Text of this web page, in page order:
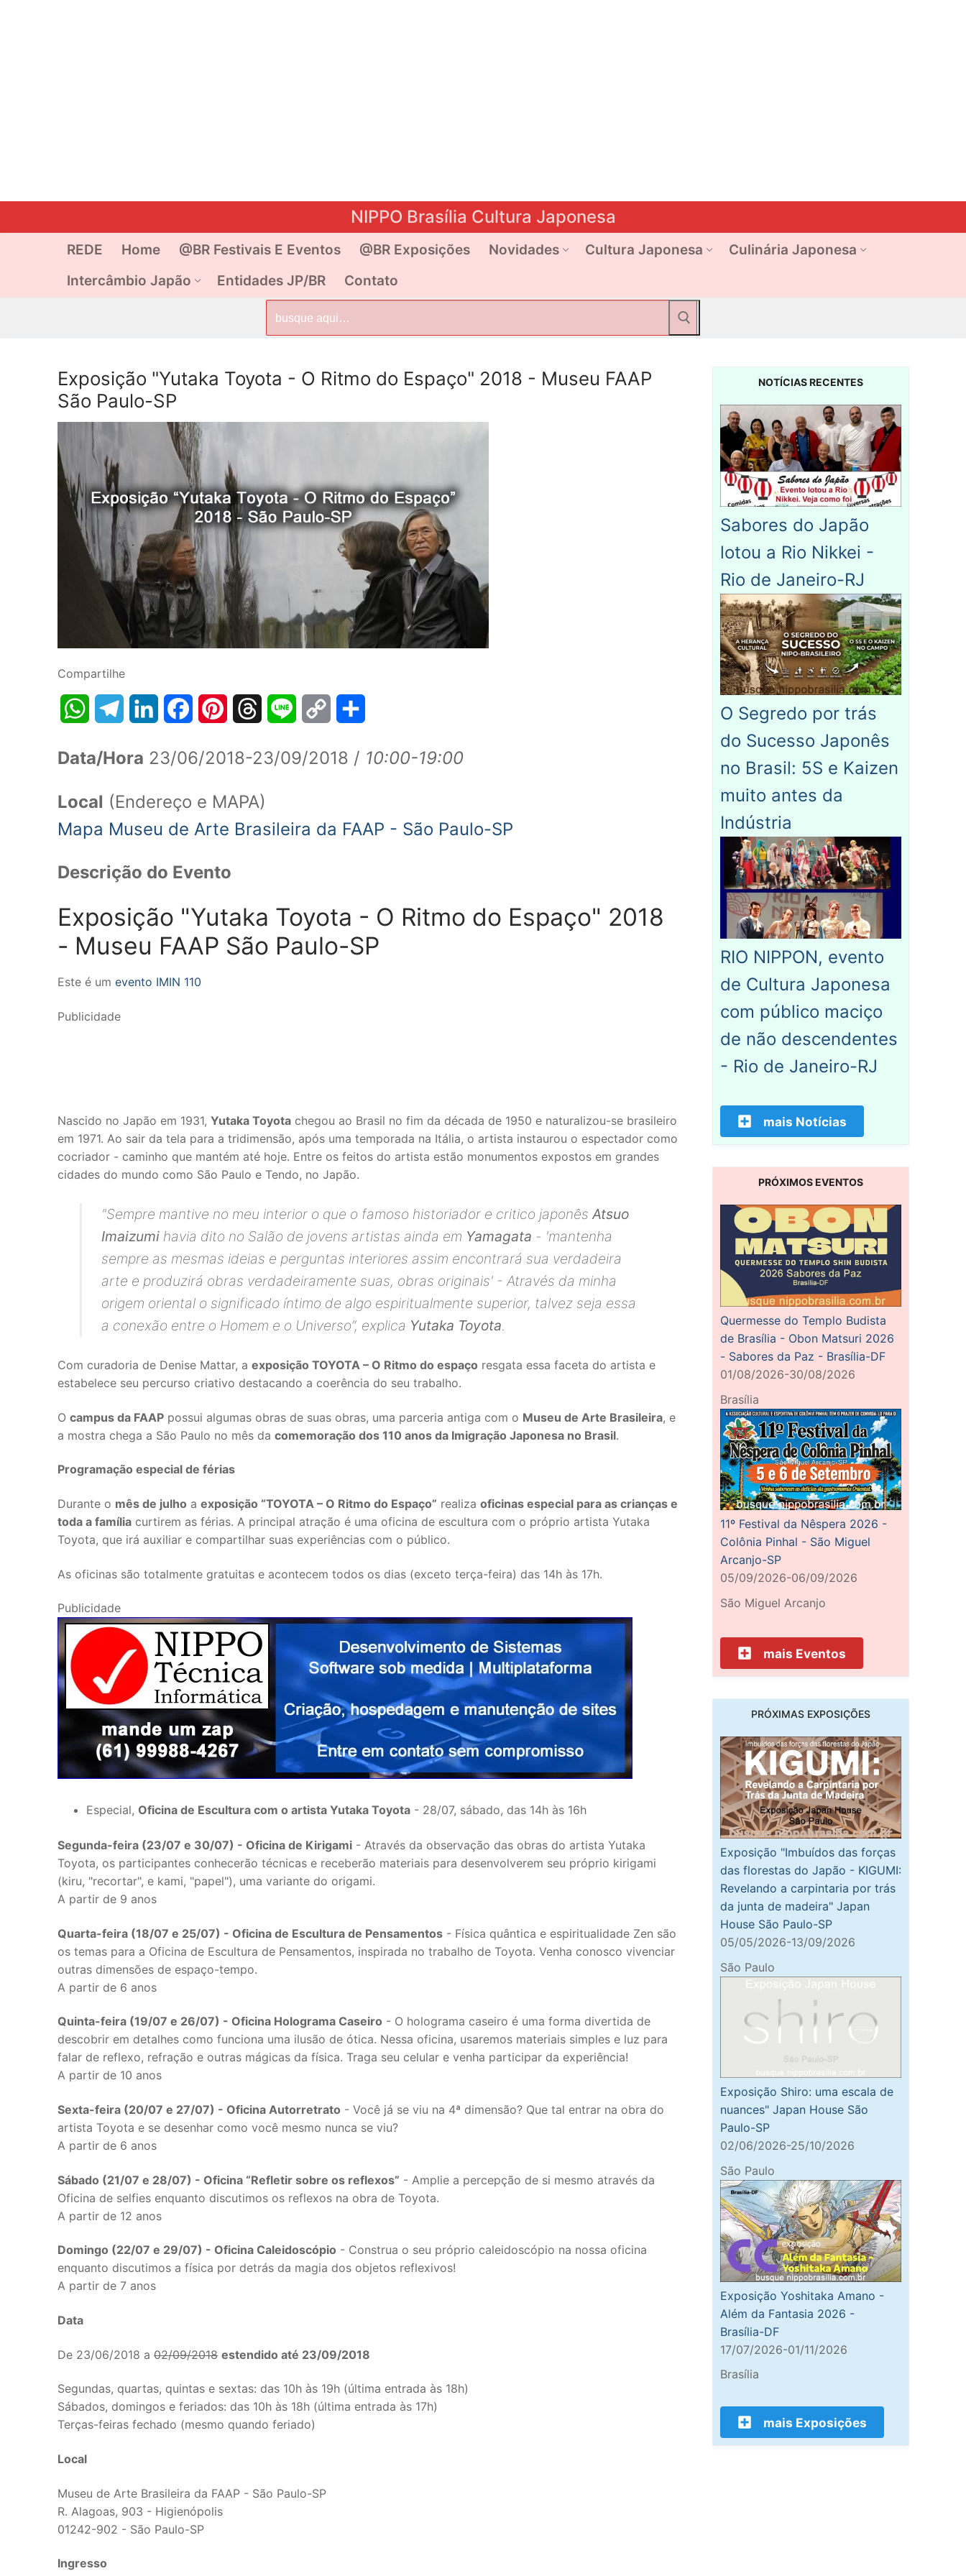
NIPPO Brasília Cultura Japonesa
REDE Home @BR Festivais E Eventos @BR Exposições Novidades Cultura Japonesa
Culinária Japonesa
Intercâmbio Japão
Entidades JP/BR Contato
por:
Exposição "Yutaka Toyota - O Ritmo do Espaço" 2018 - Museu FAAP
São Paulo-SP
Compartilhe
WhatsAppTelegramLinkedInFacebookPinterestThreads Line
Copy
Data/Hora 23/06/2018-23/09/2018 / 10:00-19:00
Local (Endereço e MAPA)
Mapa Museu de Arte Brasileira da FAAP - São Paulo-SP
Descrição do Evento
Exposição "Yutaka Toyota - O Ritmo do Espaço" 2018
- Museu FAAP São Paulo-SP
Este é um evento IMIN 110
Publicidade
Nascido no Japão em 1931, Yutaka Toyota chegou ao Brasil no fim da década de 1950 e naturalizou-se brasileiro
em 1971. Ao sair da tela para a tridimensão, após uma temporada na Itália, o artista instaurou o espectador como
cocriador - caminho que mantém até hoje. Entre os feitos do artista estão monumentos expostos em grandes
cidades do mundo como São Paulo e Tendo, no Japão.
"Sempre mantive no meu interior o que o famoso historiador e critico japonêsAtsuo
Imaizumi havia dito no Salão de jovens artistas ainda em Yamagata - 'mantenha
sempre as mesmas ideias e perguntas interiores assim encontrará sua verdadeira
arte e produzirá obras verdadeiramente suas, obras originais' - Através da minha
origem oriental o significado íntimo de algo espiritualmente superior, talvez seja essa
a conexão entre o Homem e o Universo”, explica Yutaka Toyota.
Com curadoria de Denise Mattar, a exposição TOYOTA – O Ritmo do espaço resgata essa faceta do artista e
estabelece seu percurso criativo destacando a coerência do seu trabalho.
O campus da FAAP possui algumas obras de suas obras, uma parceria antiga com o Museu de Arte Brasileira, e
a mostra chega a São Paulo no mês da comemoração dos 110 anos da Imigração Japonesa no Brasil.
Programação especial de férias
Durante o mês de julho a exposição “TOYOTA – O Ritmo do Espaço” realiza oficinas especial para as crianças e
toda a família curtirem as férias. A principal atração é uma oficina de escultura com o próprio artista Yutaka
Toyota, que irá auxiliar e compartilhar suas experiências com o público.
As oficinas são totalmente gratuitas e acontecem todos os dias (exceto terça-feira) das 14h às 17h.
Publicidade
Especial, Oficina de Escultura com o artista Yutaka Toyota - 28/07, sábado, das 14h às 16h
Segunda-feira (23/07 e 30/07) - Oficina de Kirigami - Através da observação das obras do artista Yutaka
Toyota, os participantes conhecerão técnicas e receberão materiais para desenvolverem seu próprio kirigami
(kiru, "recortar", e kami, "papel"), uma variante do origami.
A partir de 9 anos
Quarta-feira (18/07 e 25/07) - Oficina de Escultura de Pensamentos - Física quântica e espiritualidade Zen são
os temas para a Oficina de Escultura de Pensamentos, inspirada no trabalho de Toyota. Venha conosco vivenciar
outras dimensões de espaço-tempo.
A partir de 6 anos
Quinta-feira (19/07 e 26/07) - Oficina Holograma Caseiro - O holograma caseiro é uma forma divertida de
descobrir em detalhes como funciona uma ilusão de ótica. Nessa oficina, usaremos materiais simples e luz para
falar de reflexo, refração e outras mágicas da física. Traga seu celular e venha participar da experiência!
A partir de 10 anos
Sexta-feira (20/07 e 27/07) - Oficina Autorretrato - Você já se viu na 4ª dimensão? Que tal entrar na obra do
artista Toyota e se desenhar como você mesmo nunca se viu?
A partir de 6 anos
Sábado (21/07 e 28/07) - Oficina “Refletir sobre os reflexos” - Amplie a percepção de si mesmo através da
Oficina de selfies enquanto discutimos os reflexos na obra de Toyota.
A partir de 12 anos
Domingo (22/07 e 29/07) - Oficina Caleidoscópio - Construa o seu próprio caleidoscópio na nossa oficina
enquanto discutimos a física por detrás da magia dos objetos reflexivos!
A partir de 7 anos
Data
De 23/06/2018 a 02/09/2018 estendido até 23/09/2018
Segundas, quartas, quintas e sextas: das 10h às 19h (última entrada às 18h)
Sábados, domingos e feriados: das 10h às 18h (última entrada às 17h)
Terças-feiras fechado (mesmo quando feriado)
Local
Museu de Arte Brasileira da FAAP - São Paulo-SP
R. Alagoas, 903 - Higienópolis
01242-902 - São Paulo-SP
Ingresso
NOTÍCIAS RECENTES
Sabores do Japão
lotou a Rio Nikkei -
Rio de Janeiro-RJ
O Segredo por trás
do Sucesso Japonês
no Brasil: 5S e Kaizen
muito antes da
Indústria
RIO NIPPON, evento
de Cultura Japonesa
com público maciço
de não descendentes
- Rio de Janeiro-RJ
mais Notícias
PRÓXIMOS EVENTOS
Quermesse do Templo Budista
de Brasília - Obon Matsuri 2026
- Sabores da Paz - Brasília-DF
01/08/2026-30/08/2026
Brasília
11º Festival da Nêspera 2026 -
Colônia Pinhal - São Miguel
Arcanjo-SP
05/09/2026-06/09/2026
São Miguel Arcanjo
mais Eventos
PRÓXIMAS EXPOSIÇÕES
Exposição "Imbuídos das forças
das florestas do Japão - KIGUMI:
Revelando a carpintaria por trás
da junta de madeira" Japan
House São Paulo-SP
05/05/2026-13/09/2026
São Paulo
Exposição Shiro: uma escala de
nuances" Japan House São
Paulo-SP
02/06/2026-25/10/2026
São Paulo
Exposição Yoshitaka Amano -
Além da Fantasia 2026 -
Brasília-DF
17/07/2026-01/11/2026
Brasília
mais Exposições